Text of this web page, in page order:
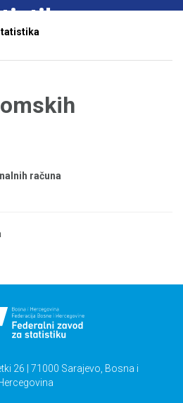
računa
26 | 71000 Sarajevo, Bosna i